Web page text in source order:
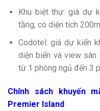
Khu biệt thự: giá dự
tầng, có diện tích
Codotel: giá dự kiến
diện biển và view
từ 1 phòng ngủ đến 3
Chính sách khuyến
Premier Island